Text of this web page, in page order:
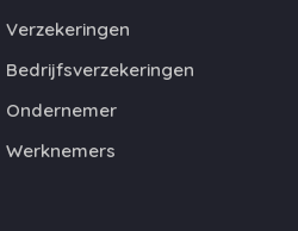
Verzekeringen
Bedrijfsverzekeringen
Ondernemer
Werknemers